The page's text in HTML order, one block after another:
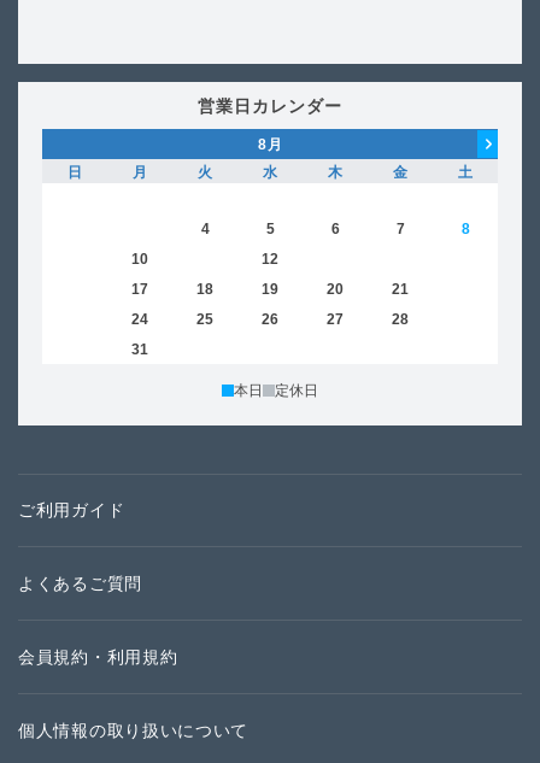
営業日カレンダー
8 月
日
月 火 水 木 金
土
4 5 6 7
8
10 12
17 18 19 20 21
24 25 26 27 28
31
本日 定休日
ご利用ガイド
よくあるご質問
会員規約・利用規約
個人情報の取り扱いについて